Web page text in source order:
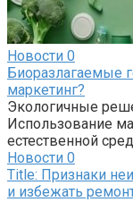
Новости 0
Биоразлагаемые
маркетинг?
Экологичные
Использование
естественной
Новости 0
Title: Признаки
и избежать